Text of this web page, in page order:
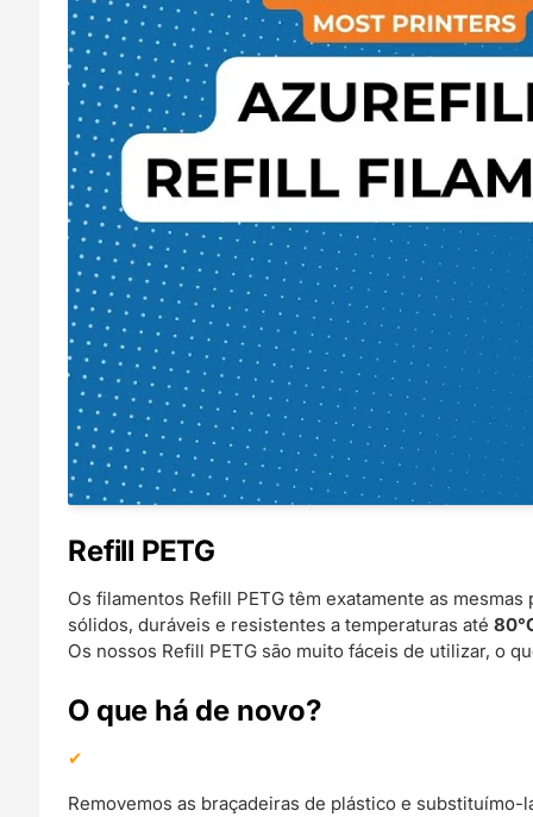
Refill PETG
Os filamentos Refill PETG têm exatamente as
sólidos, duráveis e resistentes a temperaturas até
Os nossos Refill PETG são muito fáceis de utilizar, o
O que há de novo?
Removemos as braçadeiras de plástico e